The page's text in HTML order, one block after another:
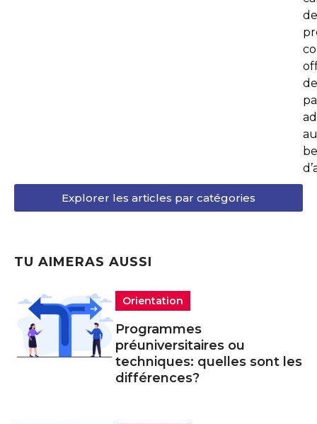
de
Explorer les articles par catégories
TU AIMERAS AUSSI
Orientation
Programmes
préuniversitaires ou
techniques: quelles sont les
différences?